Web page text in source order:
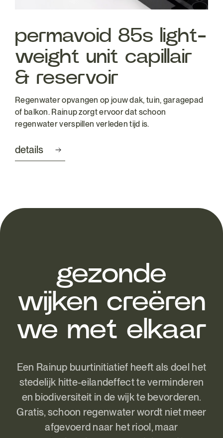
permavoid 85s light-
weight unit capillair
& reservoir
Regenwater opvangen op jouw dak, tuin, garagepad
of balkon. Rainup zorgt ervoor dat schoon
regenwater verspillen verleden tijd is.
details
gezonde
wijken creëren
we met elkaar
Een Rainup buurtinitiatief heeft als doel het
stedelijk hitte-eilandeffect te verminderen
en biodiversiteit in de wijk te bevorderen.
Gratis, schoon regenwater wordt niet meer
afgevoerd naar het riool, maar